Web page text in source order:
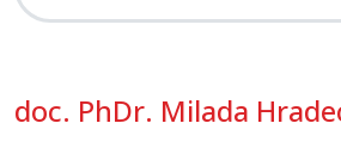
doc. PhDr. Milada